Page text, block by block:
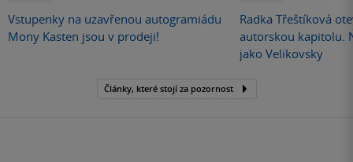
Vstupenky na uzavřenou autogramiádu
Mony Kasten jsou v prodeji!
Radka Třeštíková
autorskou kapitolu.
jako Velikovsky
Články, které stojí za pozornost